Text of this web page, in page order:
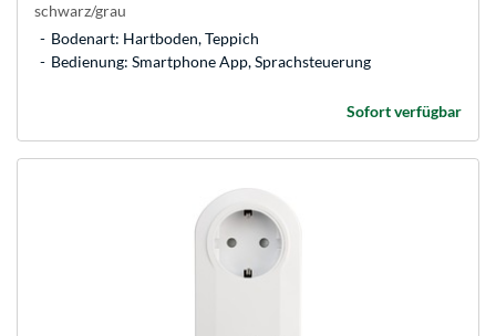
schwarz/grau
Bodenart: Hartboden, Teppich
Bedienung: Smartphone App, Sprachsteuerung
Sofort verfügbar